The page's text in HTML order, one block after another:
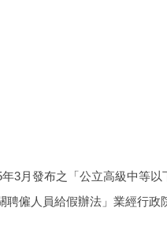
3月發布之「公立高級中等
聘僱人員給假辦法」業經行政